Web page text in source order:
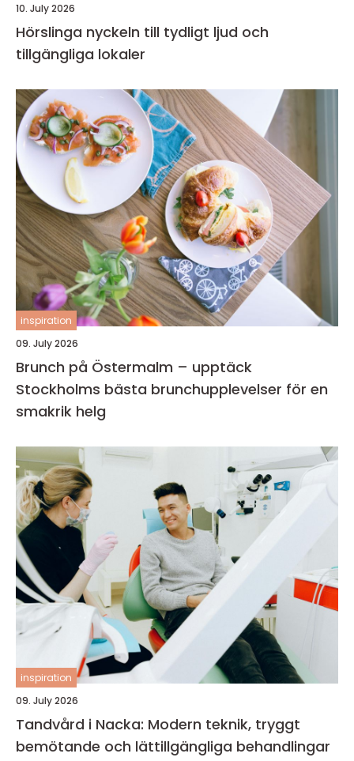
10. July 2026
Hörslinga nyckeln till tydligt ljud och
tillgängliga lokaler
inspiration
09. July 2026
Brunch på Östermalm – upptäck
Stockholms bästa brunchupplevelser för en
smakrik helg
inspiration
09. July 2026
Tandvård i Nacka: Modern teknik, tryggt
bemötande och lättillgängliga behandlingar